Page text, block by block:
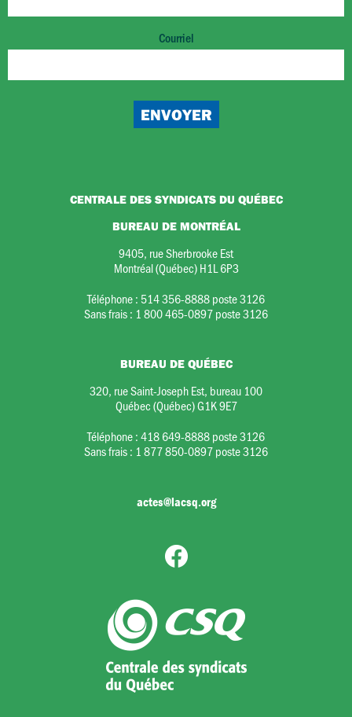
Courriel
CENTRALE DES SYNDICATS DU QUÉBEC
BUREAU DE MONTRÉAL
9405, rue Sherbrooke Est
Montréal (Québec) H1L 6P3
Téléphone : 514 356-8888 poste 3126
Sans frais : 1 800 465-0897 poste 3126
BUREAU DE QUÉBEC
320, rue Saint-Joseph Est, bureau 100
Québec (Québec) G1K 9E7
Téléphone :418 649-8888 poste 3126
Sans frais : 1 877 850-0897 poste 3126
actes@lacsq.org